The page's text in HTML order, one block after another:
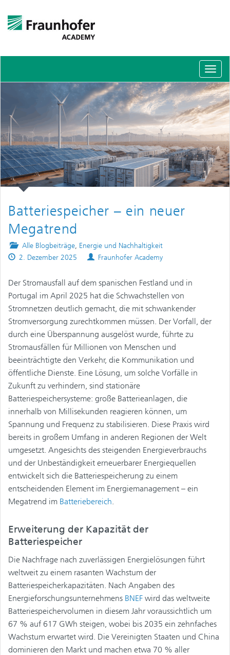
Batteriespeicher – ein neuer
Megatrend
Posted
in
Alle Blogbeiträge, Energie und Nachhaltigkeit
Published
2. Dezember 2025 Authors
Fraunhofer Academy
Der Stromausfall auf dem spanischen Festland und in
Portugal im April 2025 hat die Schwachstellen von
Stromnetzen deutlich gemacht, die mit schwankender
Stromversorgung zurechtkommen müssen. Der Vorfall, der
durch eine Überspannung ausgelöst wurde, führte zu
Stromausfällen für Millionen von Menschen und
beeinträchtigte den Verkehr, die Kommunikation und
öffentliche Dienste. Eine Lösung, um solche Vorfälle in
Zukunft zu verhindern, sind stationäre
Batteriespeichersysteme: große Batterieanlagen, die
innerhalb von Millisekunden reagieren können, um
Spannung und Frequenz zu stabilisieren. Diese Praxis wird
bereits in großem Umfang in anderen Regionen der Welt
umgesetzt. Angesichts des steigenden Energieverbrauchs
und der Unbeständigkeit erneuerbarer Energiequellen
entwickelt sich die Batteriespeicherung zu einem
entscheidenden Element im Energiemanagement – ein
Megatrend im Batteriebereich.
Erweiterung der Kapazität der
Batteriespeicher
Die Nachfrage nach zuverlässigen Energielösungen führt
weltweit zu einem rasanten Wachstum der
Batteriespeicherkapazitäten. Nach Angaben des
Energieforschungsunternehmens BNEF wird das weltweite
Batteriespeichervolumen in diesem Jahr voraussichtlich um
67 % auf 617 GWh steigen, wobei bis 2035 ein zehnfaches
Wachstum erwartet wird. Die Vereinigten Staaten und China
dominieren den Markt und machen etwa 70 % aller